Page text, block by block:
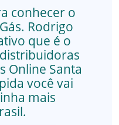
conhecer o
Rodrigo
que é o
Online Santa
você vai
mais